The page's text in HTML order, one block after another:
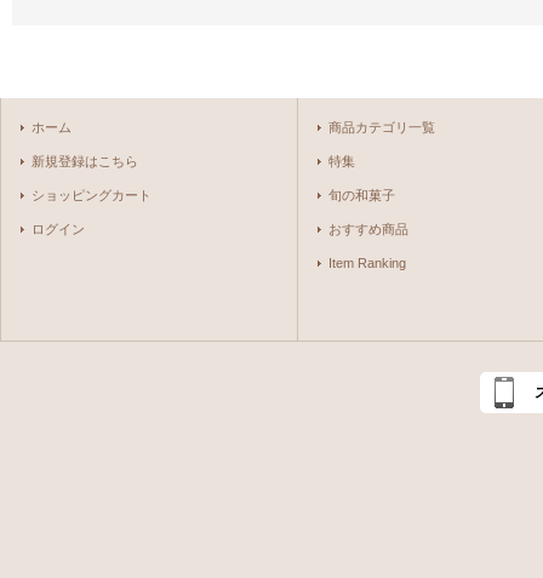
ホーム
新規登録はこちら
ショッピングカート
ログイン
商品カテゴリ一覧
特集
旬の和菓子
おすすめ商品
Item Ranking